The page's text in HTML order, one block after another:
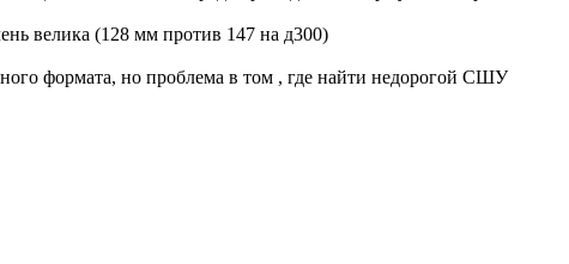
велика (128 мм против 147 на д300)
формата, но проблема в том , где найти недорогой СШУ